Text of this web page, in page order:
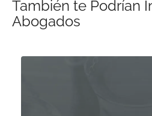
También te Podrían
Abogados